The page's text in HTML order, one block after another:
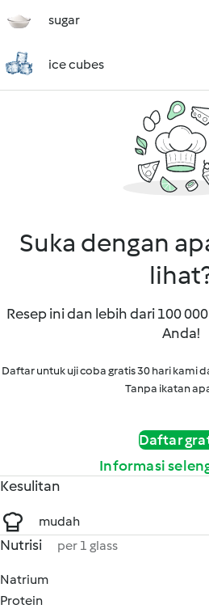
sugar
ice cubes
Suka dengan
Resep ini dan lebih dari 100
Anda!
Daftar untuk uji coba gratis 30 hari kami
Tanpa ikatan
Daftar
Informasi
Kesulitan
mudah
Nutrisi per 1 glass
Natrium
Protein